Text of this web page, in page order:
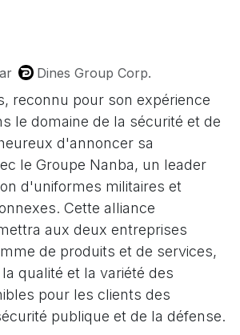
Dines Group Corp.
reconnu pour son expérience
le domaine de la sécurité et de
d'annoncer sa
le Groupe Nanba, un leader
d'uniformes militaires et
Cette alliance
aux deux entreprises
de produits et de services,
qualité et la variété des
pour les clients des
publique et de la défense.